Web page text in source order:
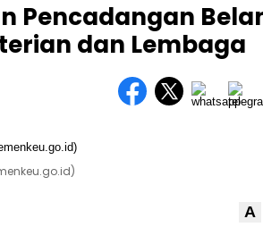
Pencadangan
dan Lembaga
A